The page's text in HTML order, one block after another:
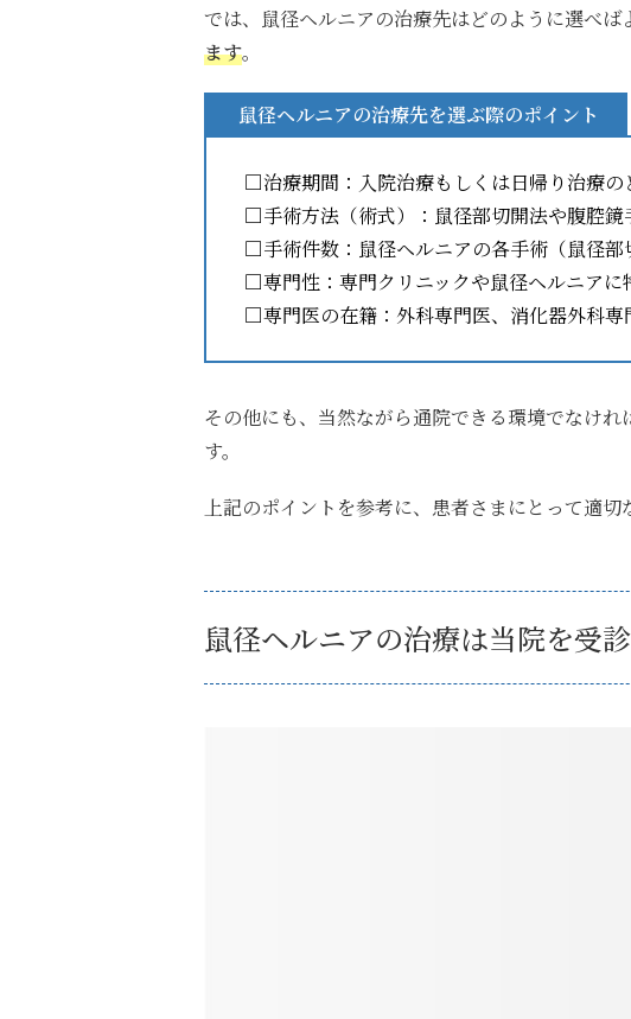
では、鼠径ヘルニアの治療先はどのように選べば
ます。
鼠径ヘルニアの治療先を選ぶ際のポイント
□治療期間：入院治療もしくは日帰り治療の
□手術方法（術式）：鼠径部切開法や腹腔鏡
□手術件数：鼠径ヘルニアの各手術（鼠径部
□専門性：専門クリニックや鼠径ヘルニアに
□専門医の在籍：外科専門医、消化器外科専
その他にも、当然ながら通院できる環境でなけ
す。
上記のポイントを参考に、患者さまにとって適切
鼠径ヘルニアの治療は当院を受